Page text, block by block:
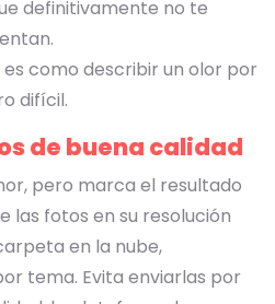
definitivamente no te
como describir un olor por
difícil.
de buena calidad
pero marca el resultado
las fotos en su resolución
en la nube,
tema. Evita enviarlas por